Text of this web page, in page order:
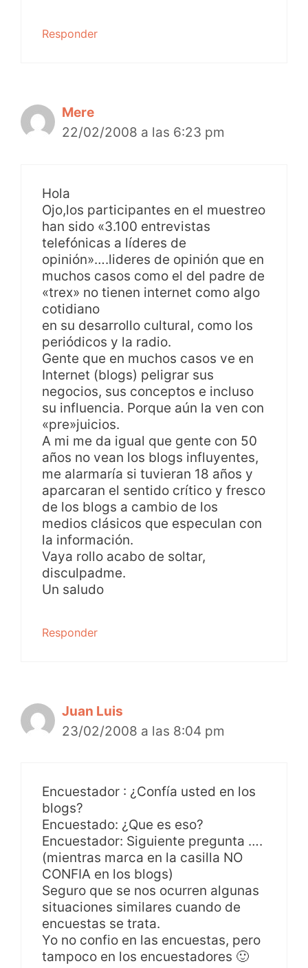
Responder
Mere
22/02/2008 a las 6:23 pm
Hola
Ojo,los participantes en el muestreo
han sido «3.100 entrevistas
telefónicas a líderes de
opinión»….lideres de opinión que en
muchos casos como el del padre de
«trex» no tienen internet como algo
cotidiano
en su desarrollo cultural, como los
periódicos y la radio.
Gente que en muchos casos ve en
Internet (blogs) peligrar sus
negocios, sus conceptos e incluso
su influencia. Porque aún la ven con
«pre»juicios.
A mi me da igual que gente con 50
años no vean los blogs influyentes,
me alarmaría si tuvieran 18 años y
aparcaran el sentido crítico y fresco
de los blogs a cambio de los
medios clásicos que especulan con
la información.
Vaya rollo acabo de soltar,
disculpadme.
Un saludo
Responder
Juan Luis
23/02/2008 a las 8:04 pm
Encuestador : ¿Confía usted en los
blogs?
Encuestado: ¿Que es eso?
Encuestador: Siguiente pregunta ….
(mientras marca en la casilla NO
CONFIA en los blogs)
Seguro que se nos ocurren algunas
situaciones similares cuando de
encuestas se trata.
Yo no confio en las encuestas, pero
tampoco en los encuestadores 🙂